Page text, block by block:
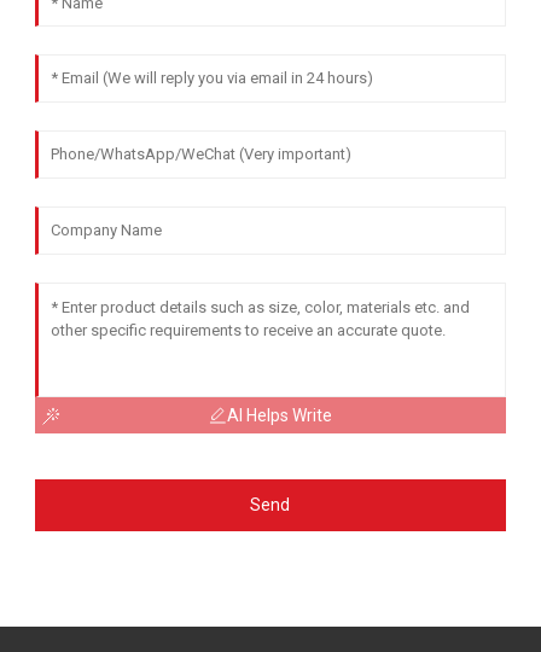
AI Helps Write
Send